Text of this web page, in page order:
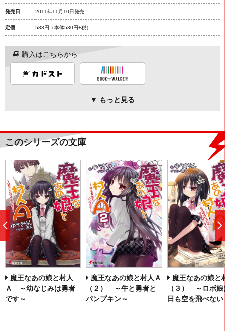
発売日 2011年11月10日発売
定価 583円 （本体530円+税）
購入はこちらから
▼ もっと見る
このシリーズの文庫
魔王なあの娘と村人
Ａ ～幼なじみは勇者
です～
魔王なあの娘と村人Ａ
（２） ～牛と勇者と
パンプキン～
魔王なあの娘と
（３） ～ロボ娘
日も空を飛べない
前